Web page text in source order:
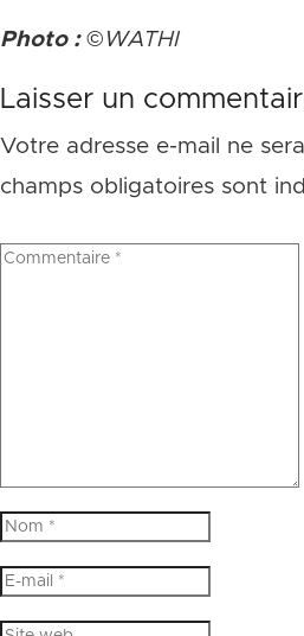
Photo : ©WATHI
Laisser un
Votre adresse e-mail ne
champs obligatoires sont